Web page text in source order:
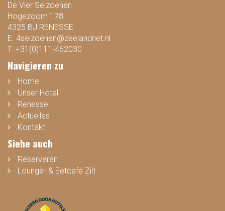
De Vier Seizoenen
Hogezoom 178
4325 BJ RENESSE
E. 4seizoenen@zeelandnet.nl
T: +31(0)111-462030
Navigieren zu
Home
Unser Hotel
Renesse
Actuelles
Kontakt
Siehe auch
Reserveren
Lounge- & Eetcafé Zilt